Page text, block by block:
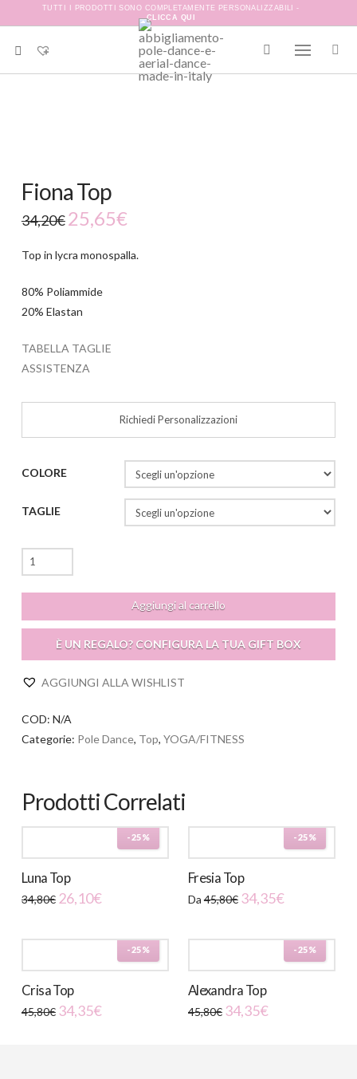
TUTTI I PRODOTTI SONO COMPLETAMENTE PERSONALIZZABILI -
CLICCA QUI
Fiona Top
34,20€25,65€
Top in lycra monospalla.
80% Poliammide
20% Elastan
TABELLA TAGLIE
ASSISTENZA
Richiedi Personalizzazioni
COLORE
TAGLIE
Fiona
Top
quantità
Aggiungi al carrello
È UN REGALO? CONFIGURA LA TUA GIFT BOX
AGGIUNGI ALLA WISHLIST
COD: N/A
Categorie: Pole Dance, Top, YOGA/FITNESS
Prodotti Correlati
-25%
Luna Top
34,80€ 26,10€
più
varianti.
Le
-25%
Fresia Top
Da45,80€ 34,35€
più
varianti.
Le
-25%
Crisa Top
45,80€ 34,35€
-25%
Alexandra Top
45,80€ 34,35€